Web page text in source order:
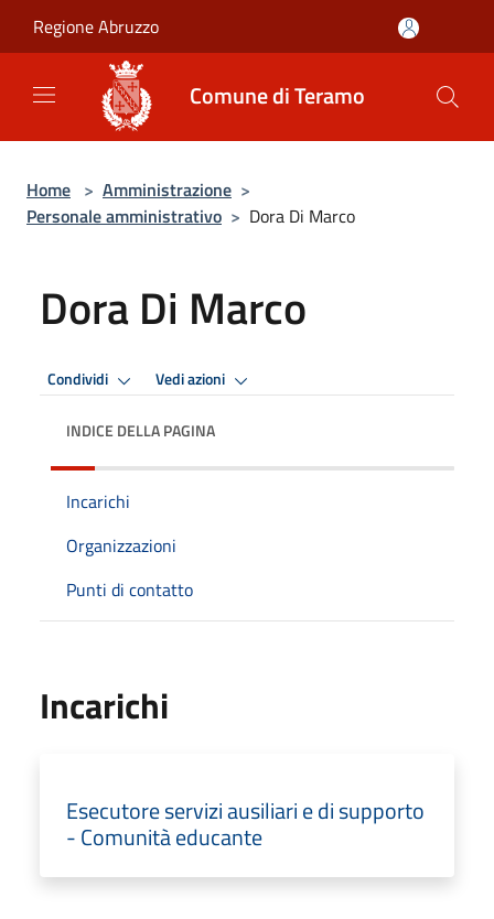
Regione Abruzzo
Comune di Teramo
Home > Amministrazione >
Personale amministrativo > Dora Di Marco
Dora Di Marco
Condividi Vedi azioni
INDICE DELLA PAGINA
Incarichi
Organizzazioni
Punti di contatto
Incarichi
Esecutore servizi ausiliari e di supporto
- Comunità educante